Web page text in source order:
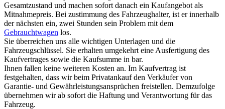
Gesamtzustand und machen sofort danach ein Kaufangebot als
Mitnahmepreis. Bei zustimmung des Fahrzeughalter, ist er innerhalb
der nächsten ein, zwei Stunden sein Problem mit dem
Gebrauchtwagen los.
Sie überreichen uns alle wichtigen Unterlagen und die
Fahrzeugschlüssel. Sie erhalten umgekehrt eine Ausfertigung des
Kaufvertrages sowie die Kaufsumme in bar.
Ihnen fallen keine weiteren Kosten an. Im Kaufvertrag ist
festgehalten, dass wir beim Privatankauf den Verkäufer von
Garantie- und Gewährleistungsansprüchen freistellen. Demzufolge
übernehmen wir ab sofort die Haftung und Verantwortung für das
Fahrzeug.